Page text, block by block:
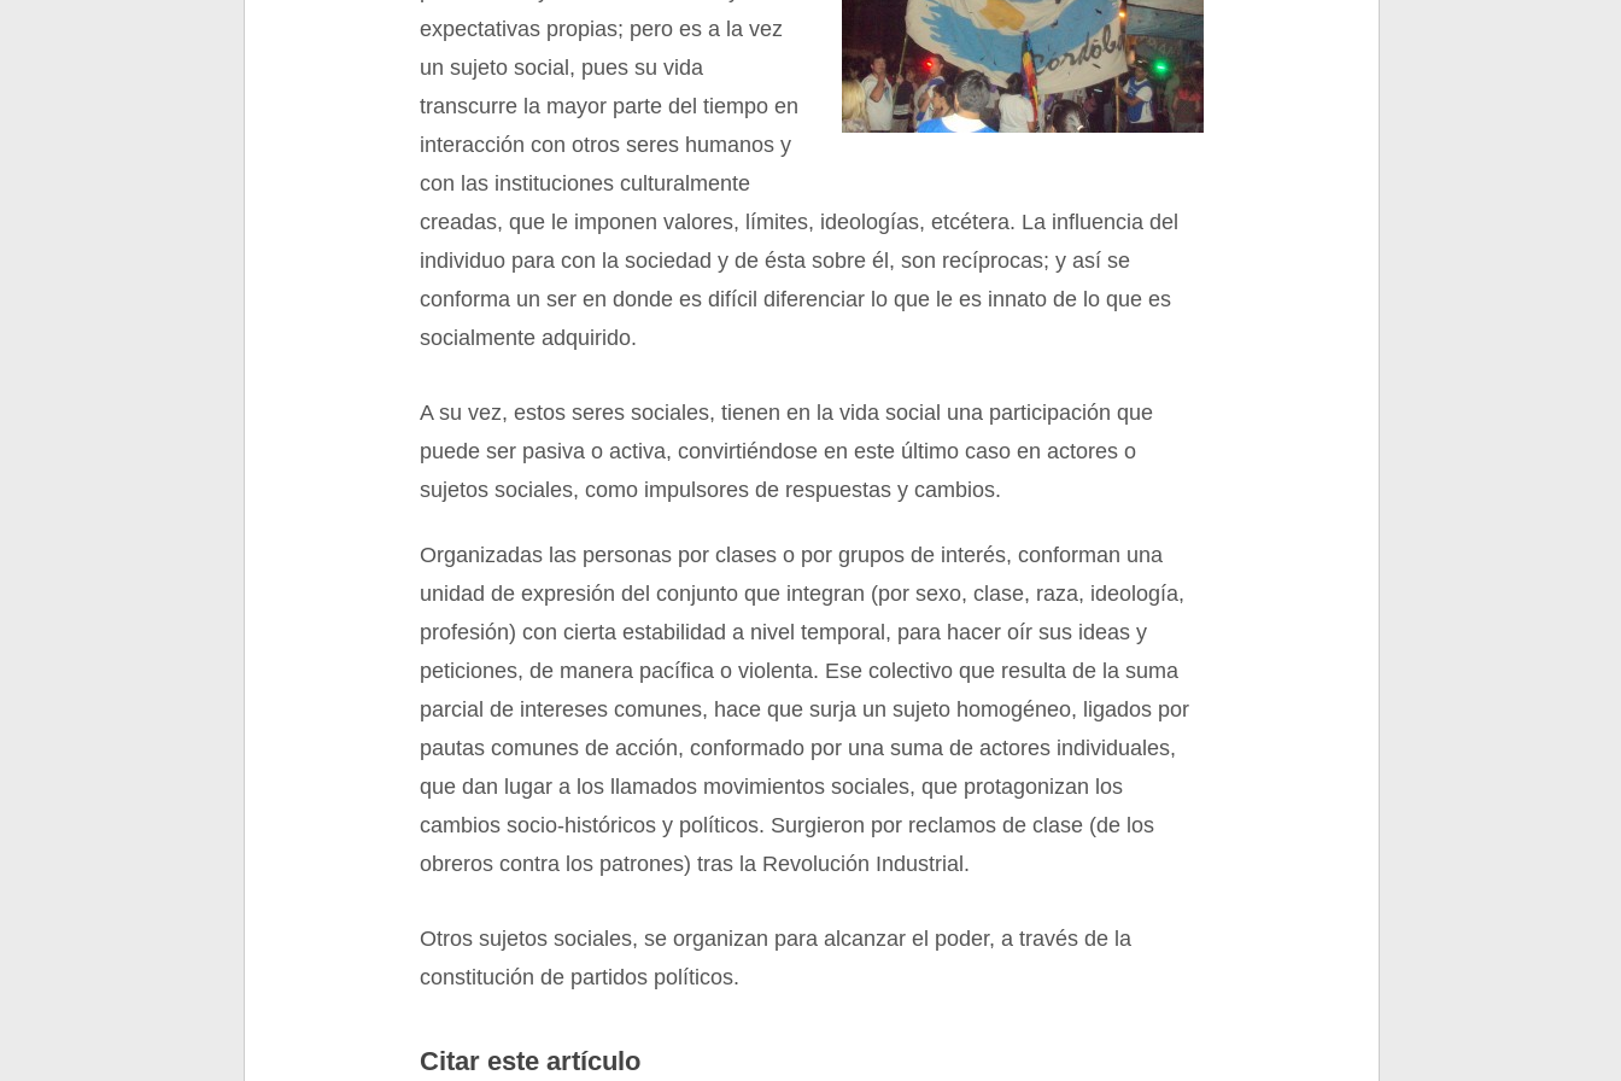
expectativas propias; pero es a la vez
un sujeto social, pues su vida
transcurre la mayor parte del tiempo en
interacción con otros seres humanos y
con las instituciones culturalmente
creadas, que le imponen valores, límites, ideologías, etcétera. La influencia del
individuo para con la sociedad y de ésta sobre él, son recíprocas; y así se
conforma un ser en donde es difícil diferenciar lo que le es innato de lo que es
socialmente adquirido.
A su vez, estos seres sociales, tienen en la vida social una participación que
puede ser pasiva o activa, convirtiéndose en este último caso en actores o
sujetos sociales, como impulsores de respuestas y cambios.
Organizadas las personas por clases o por grupos de interés, conforman una
unidad de expresión del conjunto que integran (por sexo, clase, raza, ideología,
profesión) con cierta estabilidad a nivel temporal, para hacer oír sus ideas y
peticiones, de manera pacífica o violenta. Ese colectivo que resulta de la suma
parcial de intereses comunes, hace que surja un sujeto homogéneo, ligados por
pautas comunes de acción, conformado por una suma de actores individuales,
que dan lugar a los llamados movimientos sociales, que protagonizan los
cambios socio-históricos y políticos. Surgieron por reclamos de clase (de los
obreros contra los patrones) tras la Revolución Industrial.
Otros sujetos sociales, se organizan para alcanzar el poder, a través de la
constitución de partidos políticos.
Citar este artículo